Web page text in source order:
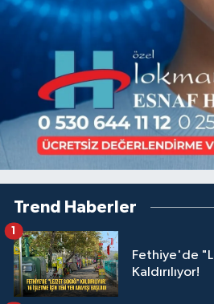
Trend Haberler
Fethiye'de
Kaldırılıyor!
1